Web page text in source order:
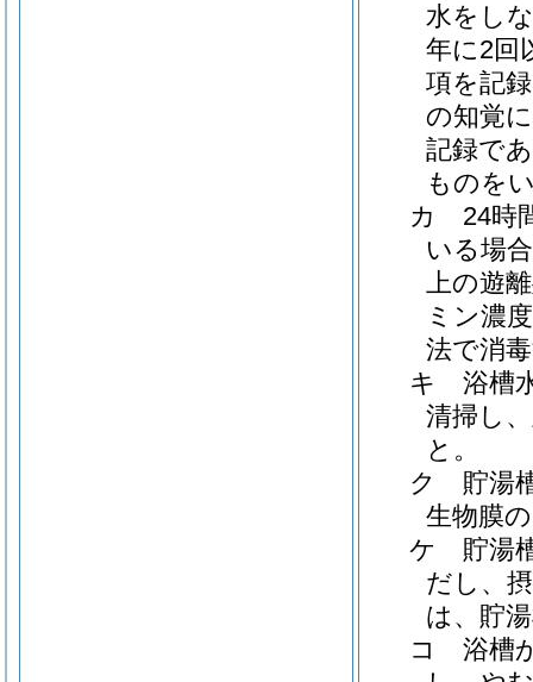
水をし
年に2回
項を記
の知覚
記録で
ものを
カ
24時
いる場
上の遊
ミン濃
法で消
キ
浴槽
清掃し
と。
ク
貯湯
生物膜
ケ
貯湯
だし、
は、貯
コ
浴槽